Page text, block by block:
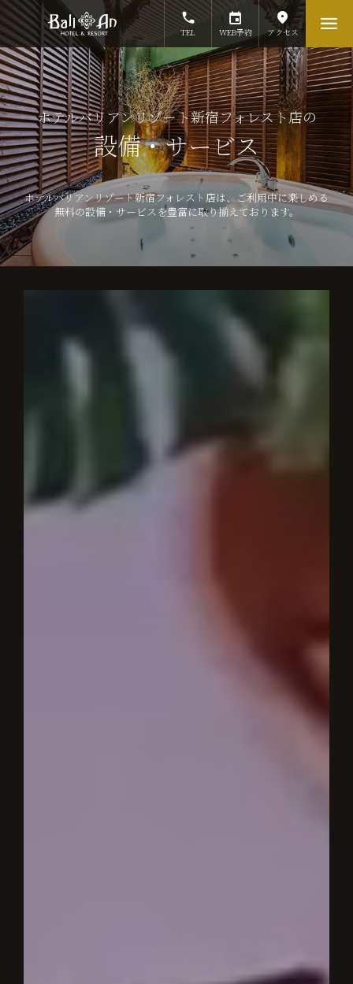
TEL WEB予約 アクセス
ホテルバリアンリゾート新宿フォレスト店の
設備・サービス
ホテルバリアンリゾート新宿フォレスト店は、ご利用中に楽しめる
無料の設備・サービスを豊富に取り揃えております。